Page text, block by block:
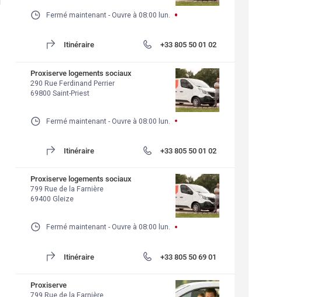
Fermé maintenant - Ouvre à 08:00 lun.
Itinéraire +33 805 50 01 02
Proxiserve logements sociaux
290 Rue Ferdinand Perrier
69800 Saint-Priest
Fermé maintenant - Ouvre à 08:00 lun.
Itinéraire +33 805 50 01 02
Proxiserve logements sociaux
799 Rue de la Farnière
69400 Gleize
Fermé maintenant - Ouvre à 08:00 lun.
Itinéraire +33 805 50 69 01
Proxiserve
799 Rue de la Farnière